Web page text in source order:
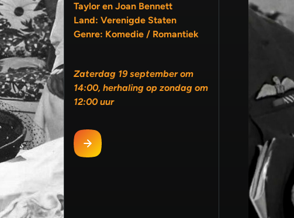
Taylor en Joan Bennett
Land: Verenigde Staten
Genre: Komedie / Romantiek
Zaterdag 19 september om
14:00, herhaling op zondag om
12:00 uur